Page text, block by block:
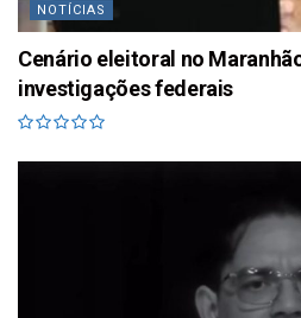
NOTÍCIAS
Cenário eleitoral no
investigações federais